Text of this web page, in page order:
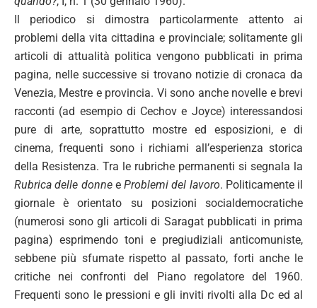
Il periodico si dimostra particolarmente attento ai
problemi della vita cittadina e provinciale; solitamente gli
articoli di attualità politica vengono pubblicati in prima
pagina, nelle successive si trovano notizie di cronaca da
Venezia, Mestre e provincia. Vi sono anche novelle e brevi
racconti (ad esempio di Cechov e Joyce) interessandosi
pure di arte, soprattutto mostre ed esposizioni, e di
cinema, frequenti sono i richiami all’esperienza storica
della Resistenza. Tra le rubriche permanenti si segnala la
Rubrica delle donnee Problemi del lavoro. Politicamente il
giornale è orientato su posizioni socialdemocratiche
(numerosi sono gli articoli di Saragat pubblicati in prima
pagina) esprimendo toni e pregiudiziali anticomuniste,
sebbene più sfumate rispetto al passato, forti anche le
critiche nei confronti del Piano regolatore del 1960.
Frequenti sono le pressioni e gli inviti rivolti alla Dc ed al